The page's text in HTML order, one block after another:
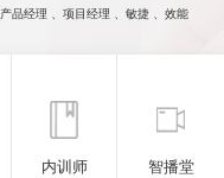
产品经理 、 项目经理 、 敏捷 、 效能
内训师 智播堂